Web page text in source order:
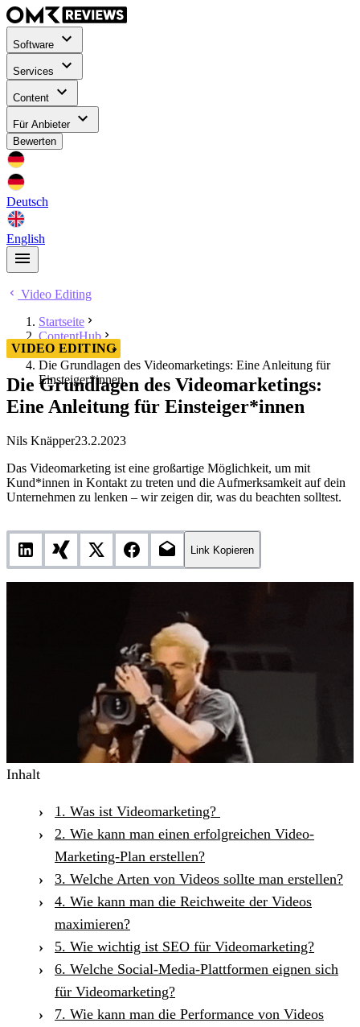
Software
Services
Content
Für Anbieter
Bewerten
Deutsch
English
Video Editing
Startseite
ContentHub
Video Editing
Die Grundlagen des Videomarketings: Eine Anleitung für
Einsteiger*innen
VIDEO EDITING
Die Grundlagen des Videomarketings:
Eine Anleitung für Einsteiger*innen
Nils Knäpper23.2.2023
Das Videomarketing ist eine großartige Möglichkeit, um mit
Kund*innen in Kontakt zu treten und die Aufmerksamkeit auf dein
Unternehmen zu lenken – wir zeigen dir, was du beachten solltest.
Link Kopieren
Inhalt
1. Was ist Videomarketing?
2. Wie kann man einen erfolgreichen Video-
Marketing-Plan erstellen?
3. Welche Arten von Videos sollte man erstellen?
4. Wie kann man die Reichweite der Videos
maximieren?
5. Wie wichtig ist SEO für Videomarketing?
6. Welche Social-Media-Plattformen eignen sich
für Videomarketing?
7. Wie kann man die Performance von Videos